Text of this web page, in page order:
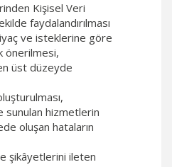
Kişisel Veri
faydalandırılması
ve isteklerine göre
önerilmesi,
üst düzeyde
hizmetlerin
oluşan hataların
şikâyetlerini ileten